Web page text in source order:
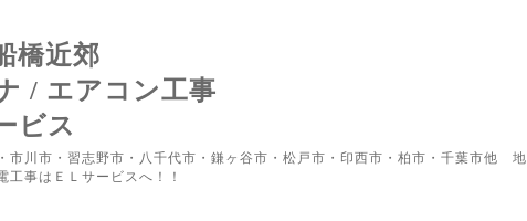
橋近郊
/ エアコン工事
ビス
市川市・習志野市・八千代市・鎌ヶ谷市・松戸市・印西市・柏市・千葉市他
工事はＥＬサービスへ！！